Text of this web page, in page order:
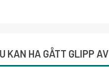
KAN HA GÅTT GLIPP AV